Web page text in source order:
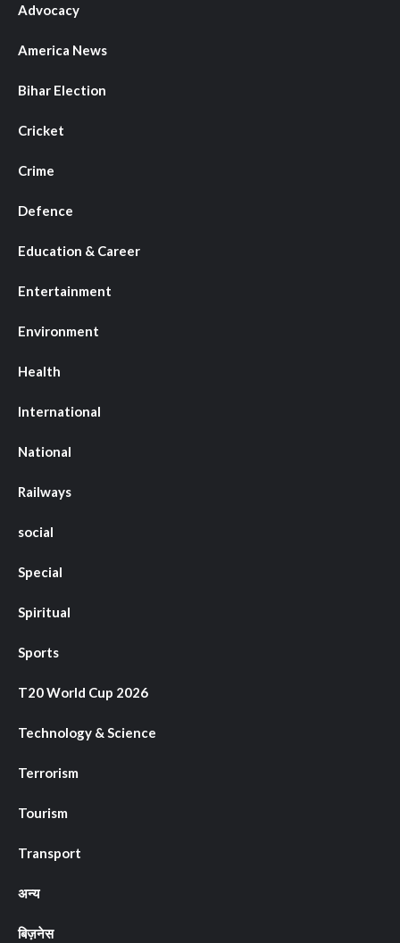
Advocacy
America News
Bihar Election
Cricket
Crime
Defence
Education & Career
Entertainment
Environment
Health
International
National
Railways
social
Special
Spiritual
Sports
T20 World Cup 2026
Technology & Science
Terrorism
Tourism
Transport
अन्य
बिज़नेस